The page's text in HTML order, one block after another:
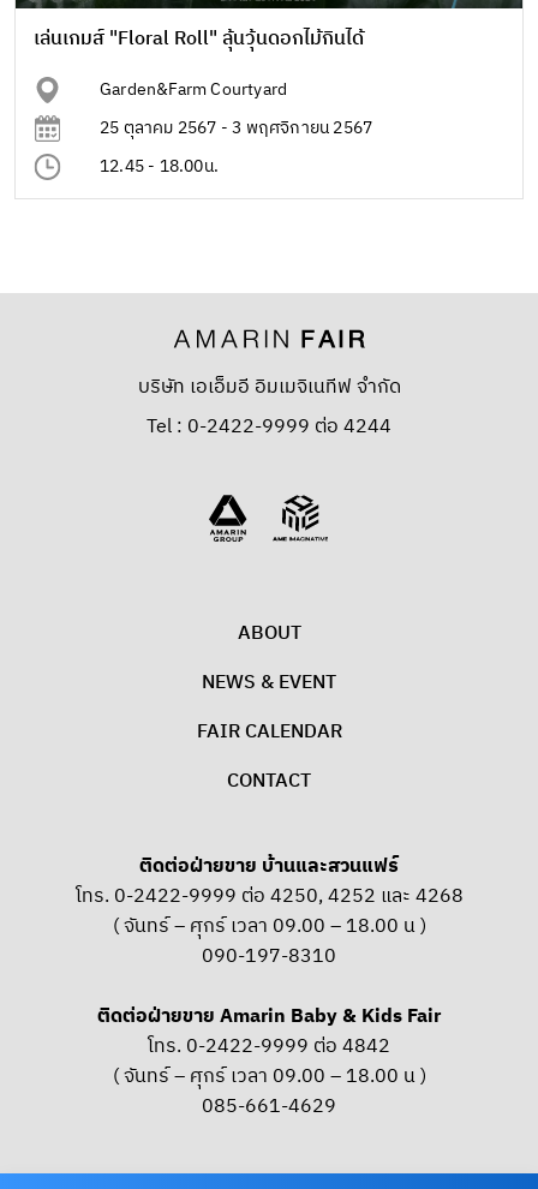
เล่นเกมส์ "Floral Roll" ลุ้นวุ้นดอกไม้กินได้
Garden&Farm Courtyard
25 ตุลาคม 2567 - 3 พฤศจิกายน 2567
12.45 - 18.00น.
บริษัท เอเอ็มอี อิมเมจิเนทีฟ จำกัด
Tel : 0-2422-9999 ต่อ 4244
ABOUT
NEWS & EVENT
FAIR CALENDAR
CONTACT
ติดต่อฝ่ายขาย บ้านและสวนแฟร์
โทร. 0-2422-9999 ต่อ 4250, 4252 และ 4268
( จันทร์ – ศุกร์ เวลา 09.00 – 18.00 น )
090-197-8310
ติดต่อฝ่ายขาย Amarin Baby & Kids Fair
โทร. 0-2422-9999 ต่อ 4842
( จันทร์ – ศุกร์ เวลา 09.00 – 18.00 น )
085-661-4629